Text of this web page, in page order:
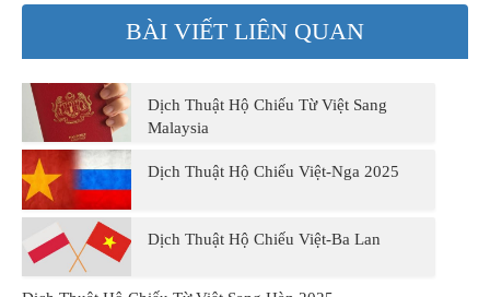
BÀI VIẾT LIÊN QUAN
Dịch Thuật Hộ Chiếu Từ Việt Sang
Malaysia
Dịch Thuật Hộ Chiếu Việt-Nga 2025
Dịch Thuật Hộ Chiếu Việt-Ba Lan